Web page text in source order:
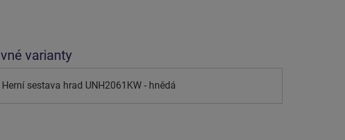
varianty
Herní sestava hrad UNH2061KW - hnědá